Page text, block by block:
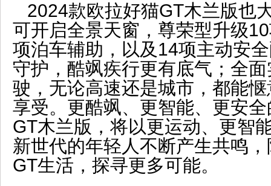
2024款欧拉好猫GT木兰版也
可开启全景天窗，尊荣型升级
项泊车辅助，以及14项主动安
守护，酷飒疾行更有底气；全
驶，无论高速还是城市，都能
享受。更酷飒、更智能、更安
GT木兰版，将以更运动、更智
新世代的年轻人不断产生共鸣
GT生活，探寻更多可能。